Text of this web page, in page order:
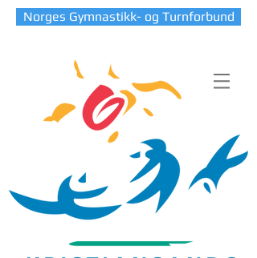
Norges Gymnastikk- og Turnforbund